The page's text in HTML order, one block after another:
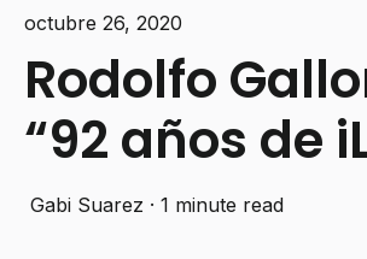
octubre 26, 2020
Rodolfo
“92 años de
Gabi Suarez · 1 minute read